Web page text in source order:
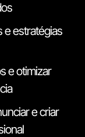
e estratégias
e otimizar
e criar